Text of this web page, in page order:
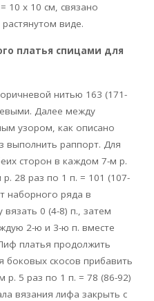
10 х 10 см, связано
виде.
платья спицами для
нитью 163 (171-
Далее между
узором, как описано
выполнить раппорт. Для
сторон в каждом 7-м р.
28 раз по 1 п. = 101 (107-
наборного ряда в
0 (4-8) п., затем
2-ю и 3-ю п. вместе
платья продолжить
боковых скосов прибавить
р. 5 раз по 1 п. = 78 (86-92)
вязания лифа закрыть с